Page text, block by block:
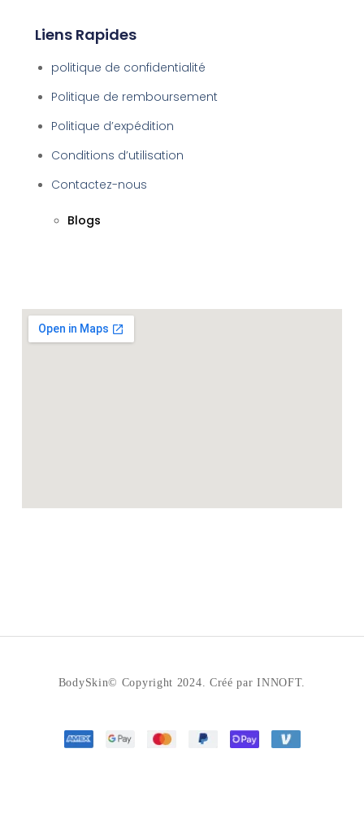
Liens Rapides
politique de confidentialité
Politique de remboursement
Politique d’expédition
Conditions d’utilisation
Contactez-nous
Blogs
BodySkin© Copyright 2024. Créé par INNOFT.